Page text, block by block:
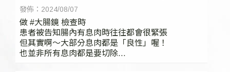
腸鏡檢查 | 台中無痛大腸鏡
發佈：2024/08/07
做 #大腸鏡 檢查時
患者被告知腸內有息肉時往往都會很緊張
但其實啊～大部分息肉都是「良性」喔！
也並非所有息肉都是要切除